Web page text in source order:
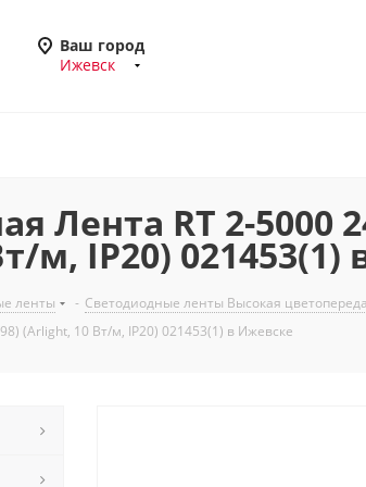
Ваш город
Ижевск
Лента RT 2-5000
м, IP20) 021453(1)
ленты - Светодиодные ленты Высокая
(Arlight, 10 Вт/м, IP20) 021453(1) в Ижевске